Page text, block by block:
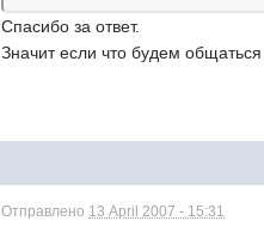
Спасибо за ответ.
Значит если что будем общаться
Отправлено 13 April 2007 - 15:31